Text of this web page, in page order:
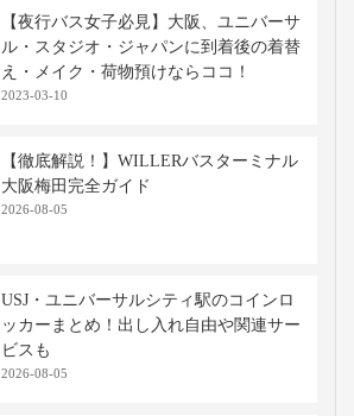
【夜行バス女子必見】大阪、ユニバーサ
ル・スタジオ・ジャパンに到着後の着替
え・メイク・荷物預けならココ！
2023-03-10
【徹底解説！】WILLERバスターミナル
大阪梅田完全ガイド
2026-08-05
USJ・ユニバーサルシティ駅のコインロ
ッカーまとめ！出し入れ自由や関連サー
ビスも
2026-08-05